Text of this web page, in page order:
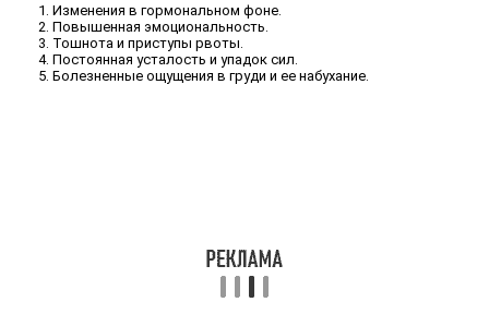
Изменения в гормональном фоне.
Повышенная эмоциональность.
Тошнота и приступы рвоты.
Постоянная усталость и упадок сил.
Болезненные ощущения в груди и ее набухание.